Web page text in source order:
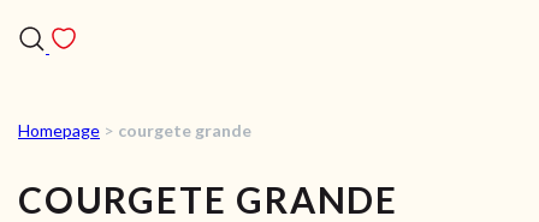
RECEITAS
VÍDEOS
Homepage > courgete grande
COURGETE GRANDE